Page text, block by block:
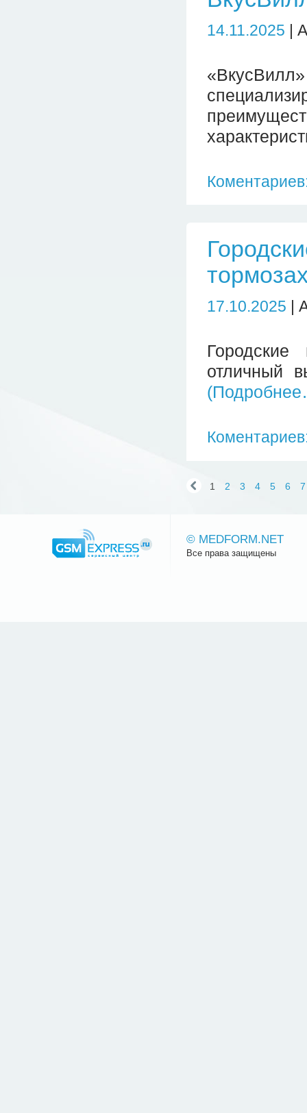
14.11.2025 |
17.10.2025 |
отличный
1 2 3 4 5 6 7
© MEDFORM.NET
Все права защищены